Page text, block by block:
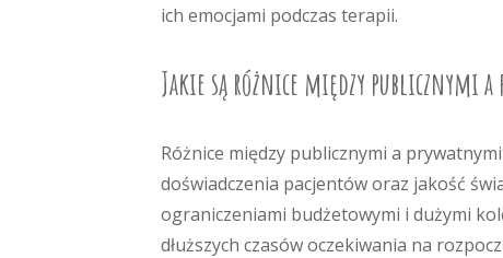
ich emocjami podczas terapii.
Jakie są różnice między publicznymi
Różnice między publicznymi a
doświadczenia pacjentów oraz jakość
ograniczeniami budżetowymi i dużymi
dłuższych czasów oczekiwania na